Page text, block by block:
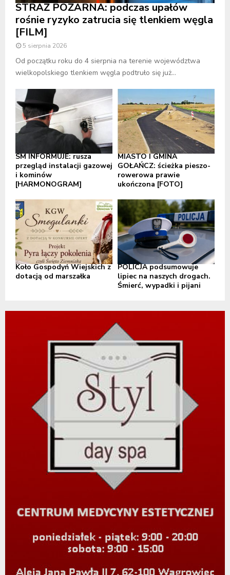
STRAŻ POŻARNA: podczas upałów
rośnie ryzyko zatrucia się tlenkiem węgla
[FILM]
5 sierpnia 2026
Od początku roku do 4 sierpnia na terenie województwa
wielkopolskiego tlenkiem węgla podtruło się już...
SM INFORMUJE: rusza
przegląd instalacji gazowej
i kominów
[HARMONOGRAM]
MIASTO I GMINA
GOŁAŃCZ: ścieżka pieszo-
rowerowa prawie
ukończona [FOTO]
Koło Gospodyń Wiejskich z
dotacją od marszałka
POLICJA podsumowuje
lipiec na naszych drogach.
Śmierć, wypadki i pijani